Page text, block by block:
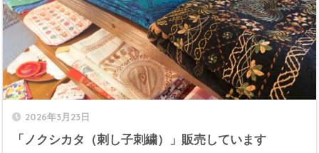
2026年3月23日
「ノクシカタ（刺し子刺繍）」販売しています